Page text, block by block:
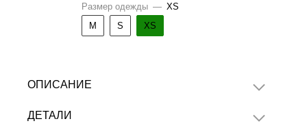
Размер одежды — XS
M
S XS
ОПИСАНИЕ
ДЕТАЛИ